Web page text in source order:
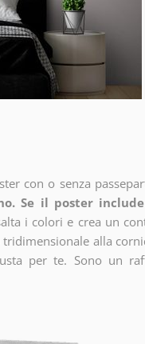
con o senza
Se il poster
i colori e crea un
alla
per te. Sono un